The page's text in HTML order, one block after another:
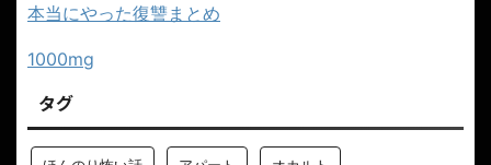
本当にやった復讐まとめ
1000mg
タグ